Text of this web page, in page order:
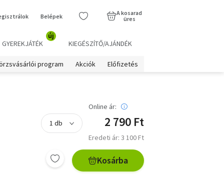
Belépek
A kosarad
üres
GYEREKJÁTÉK
új
KIEGÉSZÍTŐ/AJÁNDÉK
program Akciók Előfizetés
Online ár:
2 790 Ft
Eredeti ár: 3 100 Ft
Kosárba